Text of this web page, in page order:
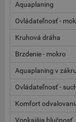
Aquaplaning
Ovládateľnosť -
Kruhová dráha
Brzdenie - mokro
Aquaplaning v
Ovládateľnosť -
Komfort
Vonkajšia hlučnosť